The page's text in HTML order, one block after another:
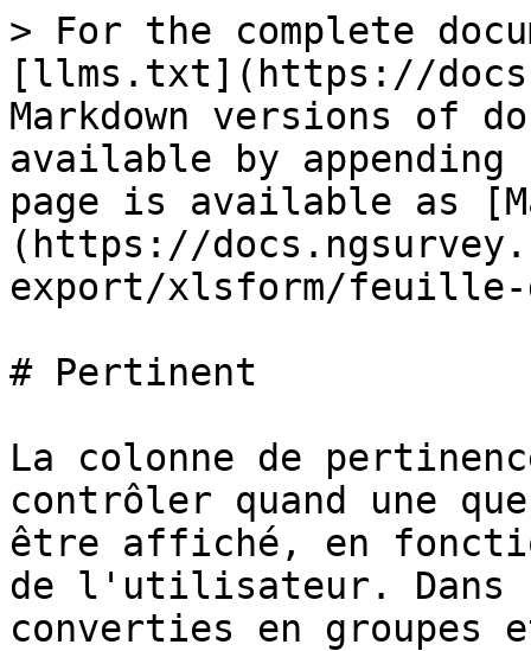
> For the complete
[llms.txt](https://
Markdown versions of
available by
page is available as
(https://
export/xlsform/feuille-
# Pertinent
La colonne de
contrôler quand une
être affiché, en
de l'utilisateur. Dans
converties en groupes